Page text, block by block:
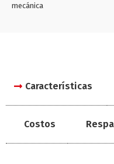
mecánica
Características
Costos